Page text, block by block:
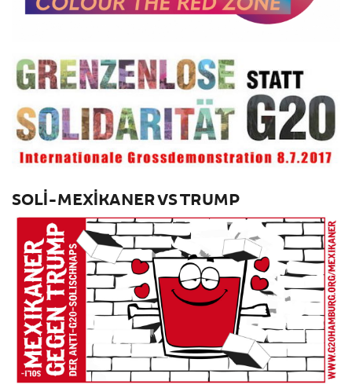
SOLI-MEXIKANER VS TRUMP